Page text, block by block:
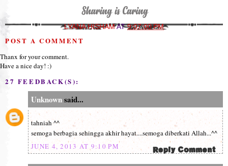
LYANA HISHAMAT9:07:00 PM
POST A COMMENT
Thanx for your comment.
Have a nice day! :)
27 FEEDBACK(S):
Unknownsaid...
tahniah ^^
semoga berbagia sehingga akhir hayat....semoga diberkati Allah...^^
JUNE 4, 2013 AT 9:10 PM